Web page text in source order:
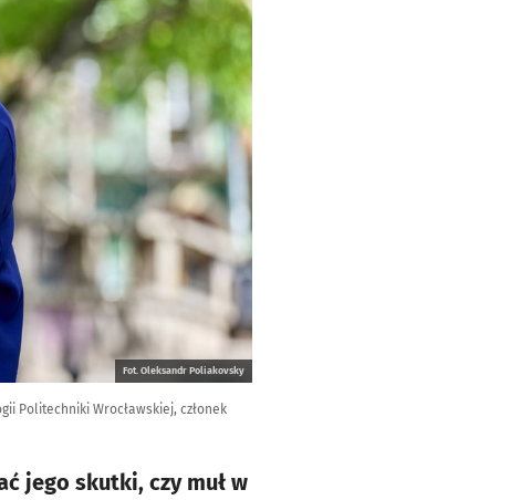
Fot. Oleksandr Poliakovsky
Politechniki Wrocławskiej, członek
jego skutki, czy muł w